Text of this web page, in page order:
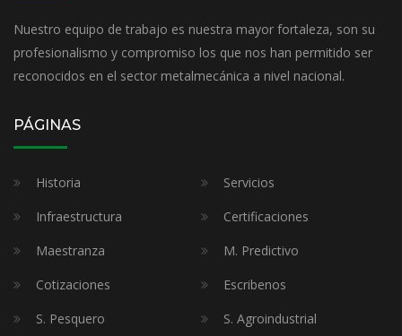
Nuestro equipo de trabajo es nuestra mayor fortaleza, son su
profesionalismo y compromiso los que nos han permitido ser
reconocidos en el sector metalmecánica a nivel nacional.
PÁGINAS
Historia
Servicios
Infraestructura
Certificaciones
Maestranza
M. Predictivo
Cotizaciones
Escribenos
S. Pesquero
S. Agroindustrial